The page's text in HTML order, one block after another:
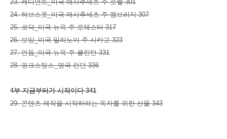
23. 캐디언트_미국 매사추세츠 주 로웰 301
24. 허브스폿_미국 매사추세츠 주 캠브리지 307
25. 코닥_미국 뉴욕 주 로체스터 317
26. 보잉_미국 일리노이 주 시카고 323
27. 인듐_미국 뉴욕 주 클린턴 331
28. 핑크스팅스_영국 런던 336
4부 지금부터가 시작이다 341
29. 콘텐츠 제작을 시작하려는 독자를 위한 선물 343